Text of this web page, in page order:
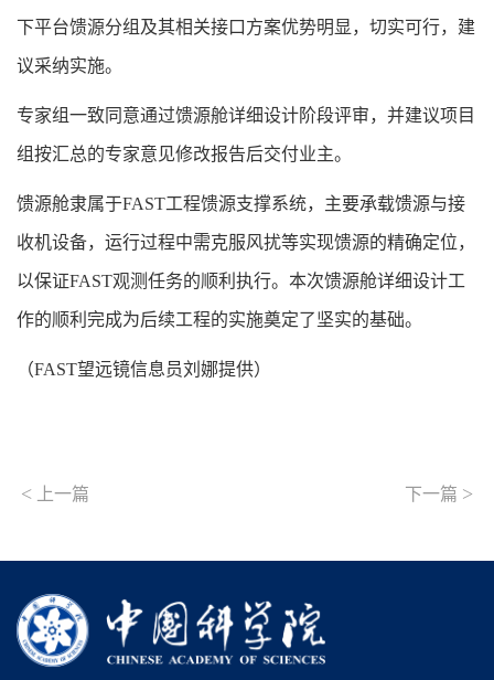
下平台馈源分组及其相关接口方案优势明显，切实可行，建
议采纳实施。
专家组一致同意通过馈源舱详细设计阶段评审，并建议项目
组按汇总的专家意见修改报告后交付业主。
馈源舱隶属于FAST工程馈源支撑系统，主要承载馈源与接
收机设备，运行过程中需克服风扰等实现馈源的精确定位，
以保证FAST观测任务的顺利执行。本次馈源舱详细设计工
作的顺利完成为后续工程的实施奠定了坚实的基础。
（FAST望远镜信息员刘娜提供）
< 上一篇 下一篇 >